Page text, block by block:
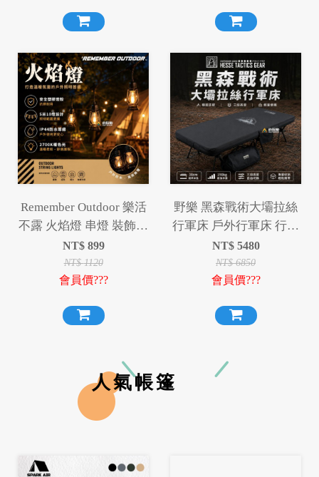
Remember Outdoor 樂活
不露 火焰燈 串燈 裝飾燈
串
NT$ 899
NT$1120
會員價???
野樂 黑森戰術大壩拉絲
行軍床 戶外行軍床 行軍
床 拉絲行軍床
NT$ 5480
NT$6850
會員價???
人氣帳篷